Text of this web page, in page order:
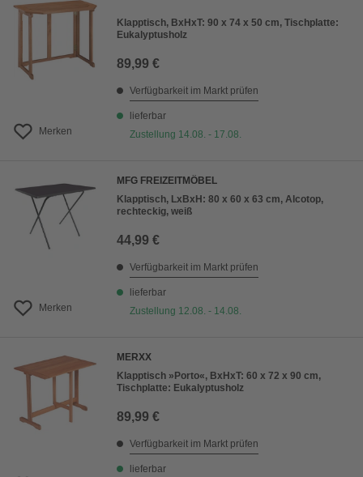
Merken
Klapptisch, BxHxT: 90 x 74 x 50 cm, Tischplatte:
Eukalyptusholz
89,99 €
Verfügbarkeit im Markt prüfen
lieferbar
Zustellung 14.08. - 17.08.
Merken
MFG FREIZEITMÖBEL
Klapptisch, LxBxH: 80 x 60 x 63 cm, Alcotop,
rechteckig, weiß
44,99 €
Verfügbarkeit im Markt prüfen
lieferbar
Zustellung 12.08. - 14.08.
MERXX
Klapptisch »Porto«, BxHxT: 60 x 72 x 90 cm,
Tischplatte: Eukalyptusholz
89,99 €
Verfügbarkeit im Markt prüfen
lieferbar